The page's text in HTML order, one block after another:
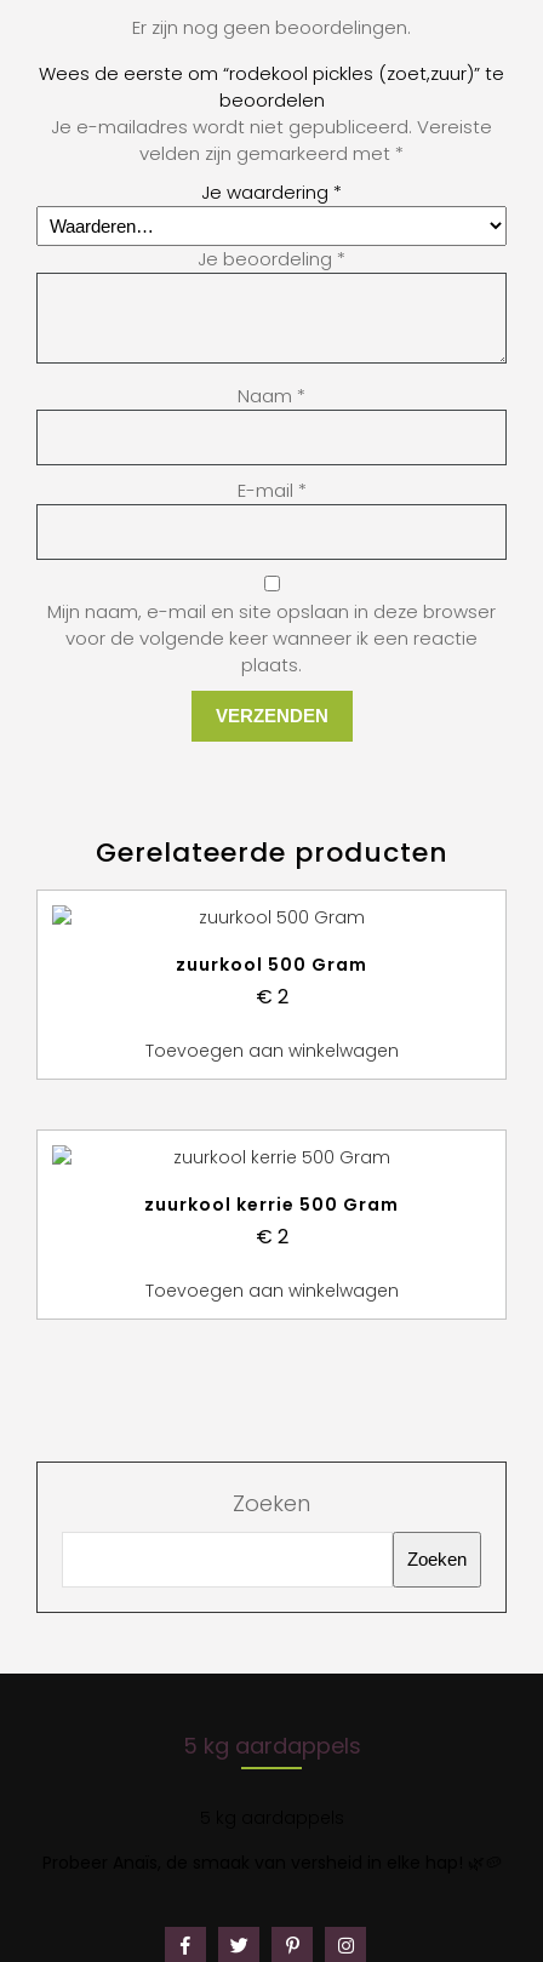
Er zijn nog geen beoordelingen.
Wees de eerste om “rodekool pickles (zoet,zuur)” te
beoordelen
Je e-mailadres wordt niet gepubliceerd. Vereiste
velden zijn gemarkeerd met *
Je waardering *
Je beoordeling *
Naam *
E-mail *
Mijn naam, e-mail en site opslaan in deze browser
voor de volgende keer wanneer ik een reactie
plaats.
Gerelateerde producten
zuurkool 500 Gram
€ 2
Toevoegen aan winkelwagen
zuurkool kerrie 500 Gram
€ 2
Toevoegen aan winkelwagen
Zoeken
Zoeken
5 kg aardappels